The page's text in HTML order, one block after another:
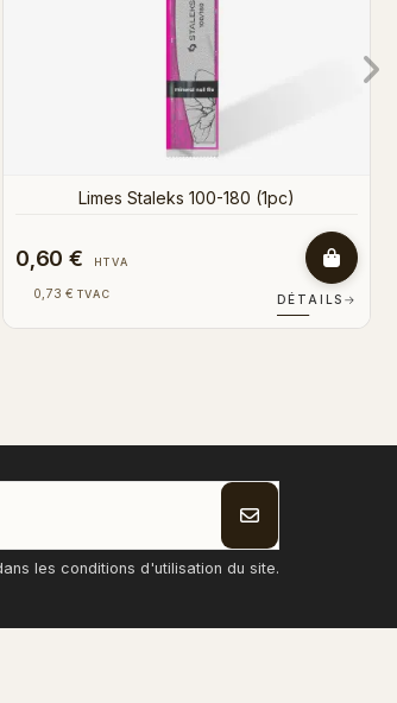
1,25 € HTVA
1,51 € TVAC DÉTAILS→
les conditions d'utilisation du site.